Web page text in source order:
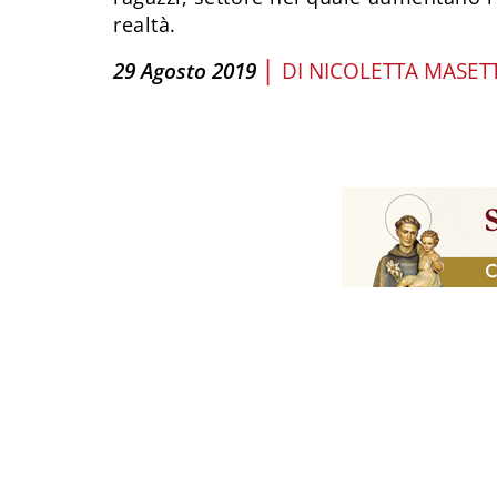
realtà.
29 Agosto 2019 | DI NICOLETTA